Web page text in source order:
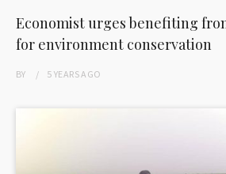
Economist urges benefiting
for environment conservation
BY 5 YEARSAGO